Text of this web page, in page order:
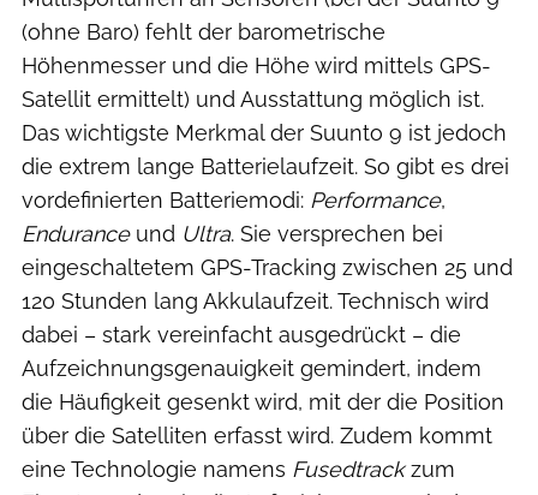
(ohne Baro) fehlt der barometrische
Höhenmesser und die Höhe wird mittels GPS-
Satellit ermittelt) und Ausstattung möglich ist.
Das wichtigste Merkmal der Suunto 9 ist jedoch
die extrem lange Batterielaufzeit. So gibt es drei
vordefinierten Batteriemodi: Performance,
Enduranceund Ultra. Sie versprechen bei
eingeschaltetem GPS-Tracking zwischen 25 und
120 Stunden lang Akkulaufzeit. Technisch wird
dabei – stark vereinfacht ausgedrückt – die
Aufzeichnungsgenauigkeit gemindert, indem
die Häufigkeit gesenkt wird, mit der die Position
über die Satelliten erfasst wird. Zudem kommt
eine Technologie namens Fusedtrackzum